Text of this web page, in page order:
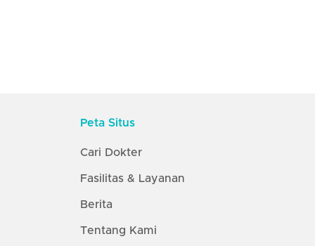
Peta Situs
Cari Dokter
Fasilitas & Layanan
Berita
Tentang Kami